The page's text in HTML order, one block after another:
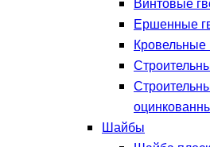
Винтовые
Ершенные
Кровельные
Шайбы